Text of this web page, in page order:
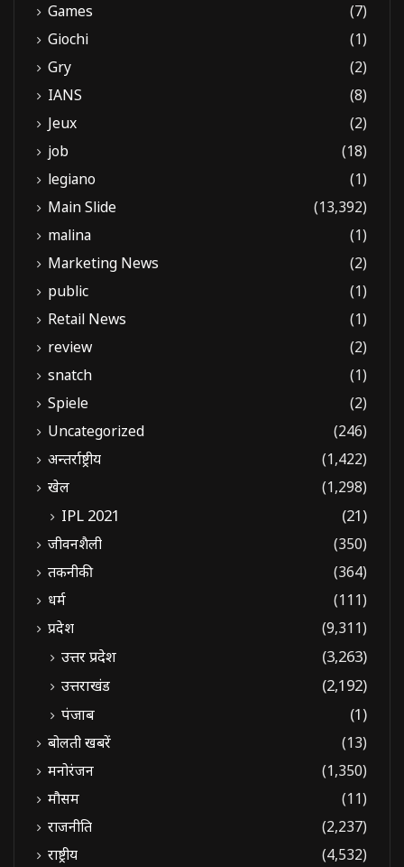
Games
(7)
Giochi
(1)
Gry
(2)
IANS
(8)
Jeux
(2)
job
(18)
legiano
(1)
Main Slide
(13,392)
malina
(1)
Marketing News
(2)
public
(1)
Retail News
(1)
review
(2)
snatch
(1)
Spiele
(2)
Uncategorized
(246)
अन्तर्राष्ट्रीय
(1,422)
खेल
(1,298)
IPL 2021 (21)
जीवनशैली
(350)
तकनीकी
(364)
धर्म
(111)
प्रदेश
(9,311)
उत्तर प्रदेश
(3,263)
उत्तराखंड
(2,192)
पंजाब
(1)
बोलती खबरें
(13)
मनोरंजन
(1,350)
मौसम
(11)
राजनीति
(2,237)
राष्ट्रीय
(4,532)